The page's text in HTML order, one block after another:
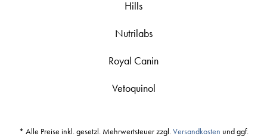
Hills
Nutrilabs
Royal Canin
Vetoquinol
* Alle Preise inkl. gesetzl. Mehrwertsteuer zzgl.Versandkosten und ggf.